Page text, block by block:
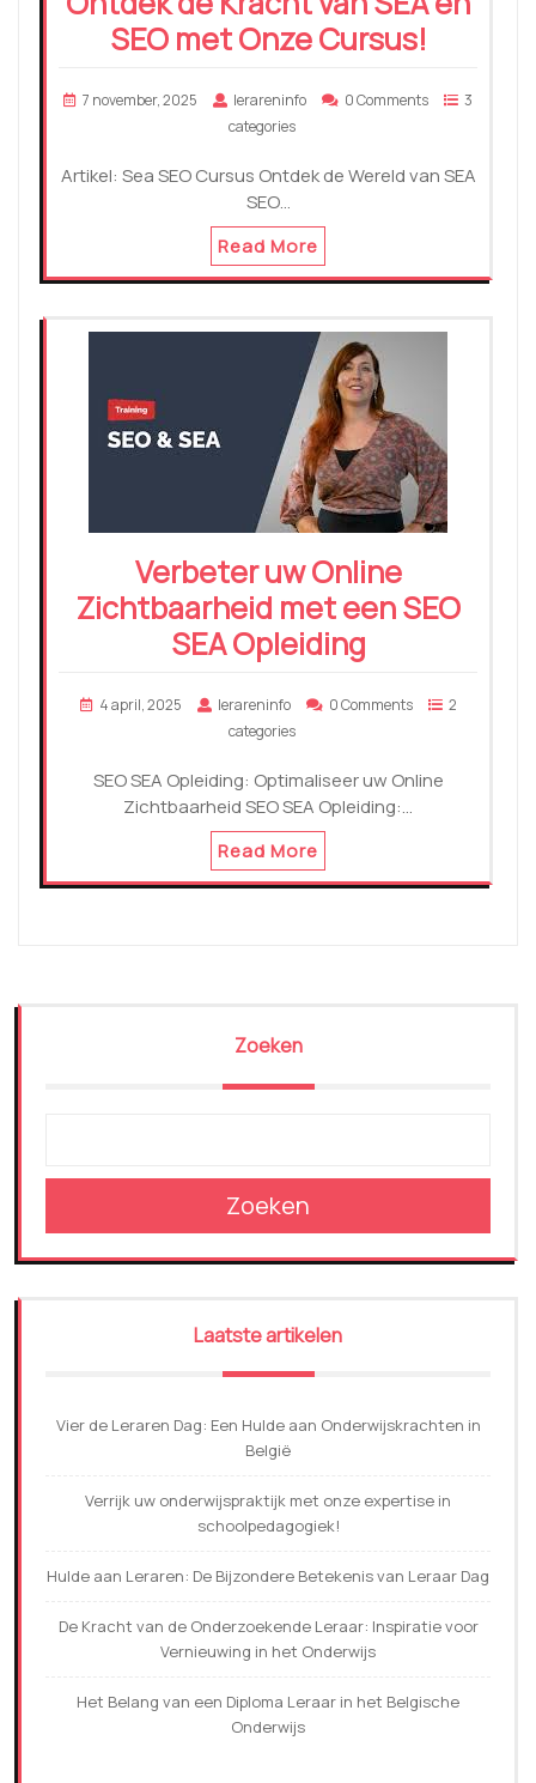
SEO met Onze Cursus!
7 november, 2025 lerareninfo 0 Comments
3
categories
Artikel: Sea SEO Cursus Ontdek de Wereld van SEA
SEO…
Read More
Verbeter uw Online
Zichtbaarheid met een SEO
SEA Opleiding
4 april, 2025 lerareninfo 0 Comments
2
categories
SEO SEA Opleiding: Optimaliseer uw Online
Zichtbaarheid SEO SEA Opleiding:…
Read More
Zoeken
Zoeken
Laatste artikelen
Vier de Leraren Dag: Een Hulde aan Onderwijskrachten in
België
Verrijk uw onderwijspraktijk met onze expertise in
schoolpedagogiek!
Hulde aan Leraren: De Bijzondere Betekenis van Leraar Dag
De Kracht van de Onderzoekende Leraar: Inspiratie voor
Vernieuwing in het Onderwijs
Het Belang van een Diploma Leraar in het Belgische
Onderwijs